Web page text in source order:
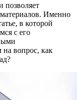
позволяет
Именно
в которой
с его
на вопрос, как